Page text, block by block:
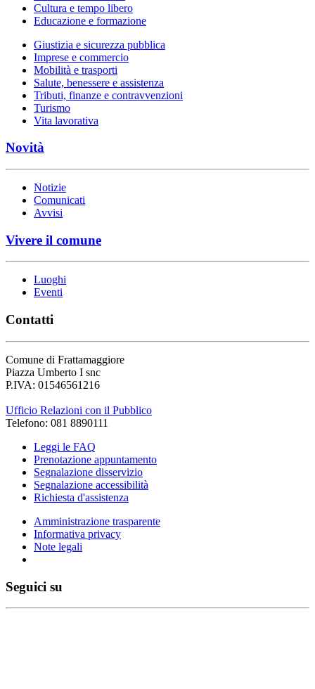
Cultura e tempo libero
Educazione e formazione
Giustizia e sicurezza pubblica
Imprese e commercio
Mobilità e trasporti
Salute, benessere e assistenza
Tributi, finanze e contravvenzioni
Turismo
Vita lavorativa
Novità
Notizie
Comunicati
Avvisi
Vivere il comune
Luoghi
Eventi
Contatti
Comune di Frattamaggiore
Piazza Umberto I snc
P.IVA: 01546561216
Ufficio Relazioni con il Pubblico
Telefono: 081 8890111
Leggi le FAQ
Prenotazione appuntamento
Segnalazione disservizio
Segnalazione accessibilità
Richiesta d'assistenza
Amministrazione trasparente
Informativa privacy
Note legali
Seguici su